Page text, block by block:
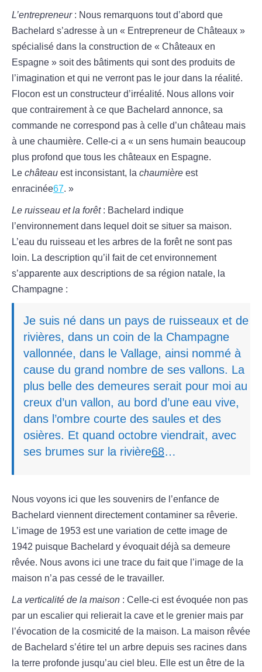
L’entrepreneur: Nous remarquons tout d’abord que
Bachelard s’adresse à un « Entrepreneur de Châteaux »
spécialisé dans la construction de « Châteaux en
Espagne » soit des bâtiments qui sont des produits de
l’imagination et qui ne verront pas le jour dans la réalité.
Flocon est un constructeur d’irréalité. Nous allons voir
que contrairement à ce que Bachelard annonce, sa
commande ne correspond pas à celle d’un château mais
à une chaumière. Celle-ci a « un sens humain beaucoup
plus profond que tous les châteaux en Espagne.
Le château est inconsistant, la chaumière est
enracinée67. »
Le ruisseau et la forêt : Bachelard indique
l’environnement dans lequel doit se situer sa maison.
L’eau du ruisseau et les arbres de la forêt ne sont pas
loin. La description qu’il fait de cet environnement
s’apparente aux descriptions de sa région natale, la
Champagne :
Je suis né dans un pays de ruisseaux et de
rivières, dans un coin de la Champagne
vallonnée, dans le Vallage, ainsi nommé à
cause du grand nombre de ses vallons. La
plus belle des demeures serait pour moi au
creux d’un vallon, au bord d’une eau vive,
dans l’ombre courte des saules et des
osières. Et quand octobre viendrait, avec
ses brumes sur la rivière68…
Nous voyons ici que les souvenirs de l’enfance de
Bachelard viennent directement contaminer sa rêverie.
L’image de 1953 est une variation de cette image de
1942 puisque Bachelard y évoquait déjà sa demeure
rêvée. Nous avons ici une trace du fait que l’image de la
maison n’a pas cessé de le travailler.
La verticalité de la maison : Celle-ci est évoquée non pas
par un escalier qui relierait la cave et le grenier mais par
l’évocation de la cosmicité de la maison. La maison rêvée
de Bachelard s’étire tel un arbre depuis ses racines dans
la terre profonde jusqu’au ciel bleu. Elle est un être de la